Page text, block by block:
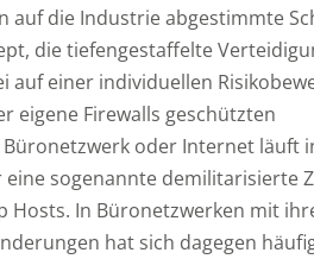
auf die Industrie abgestimmte
die tiefengestaffelte
auf einer individuellen
eigene Firewalls geschützten
oder Internet läuft
sogenannte demilitarisierte
Hosts. In Büronetzwerken mit
hat sich dagegen